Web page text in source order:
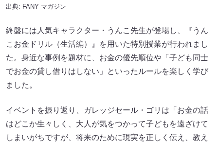
出典: FANY マガジン
終盤には人気キャラクター・うんこ先生が登場し、『うん
こお金ドリル（生活編）』を用いた特別授業が行われまし
た。身近な事例を題材に、お金の優先順位や「子ども同士
でお金の貸し借りはしない」といったルールを楽しく学び
ました。
イベントを振り返り、ガレッジセール・ゴリは「お金の話
はどこか生々しく、大人が気をつかって子どもを遠ざけて
しまいがちですが、将来のために現実を正しく伝え、教え